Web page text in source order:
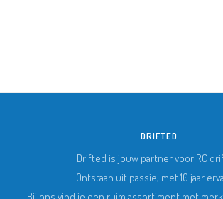
DRIFTED
Drifted is jouw partner voor RC
Ontstaan uit passie, met 10 jaar